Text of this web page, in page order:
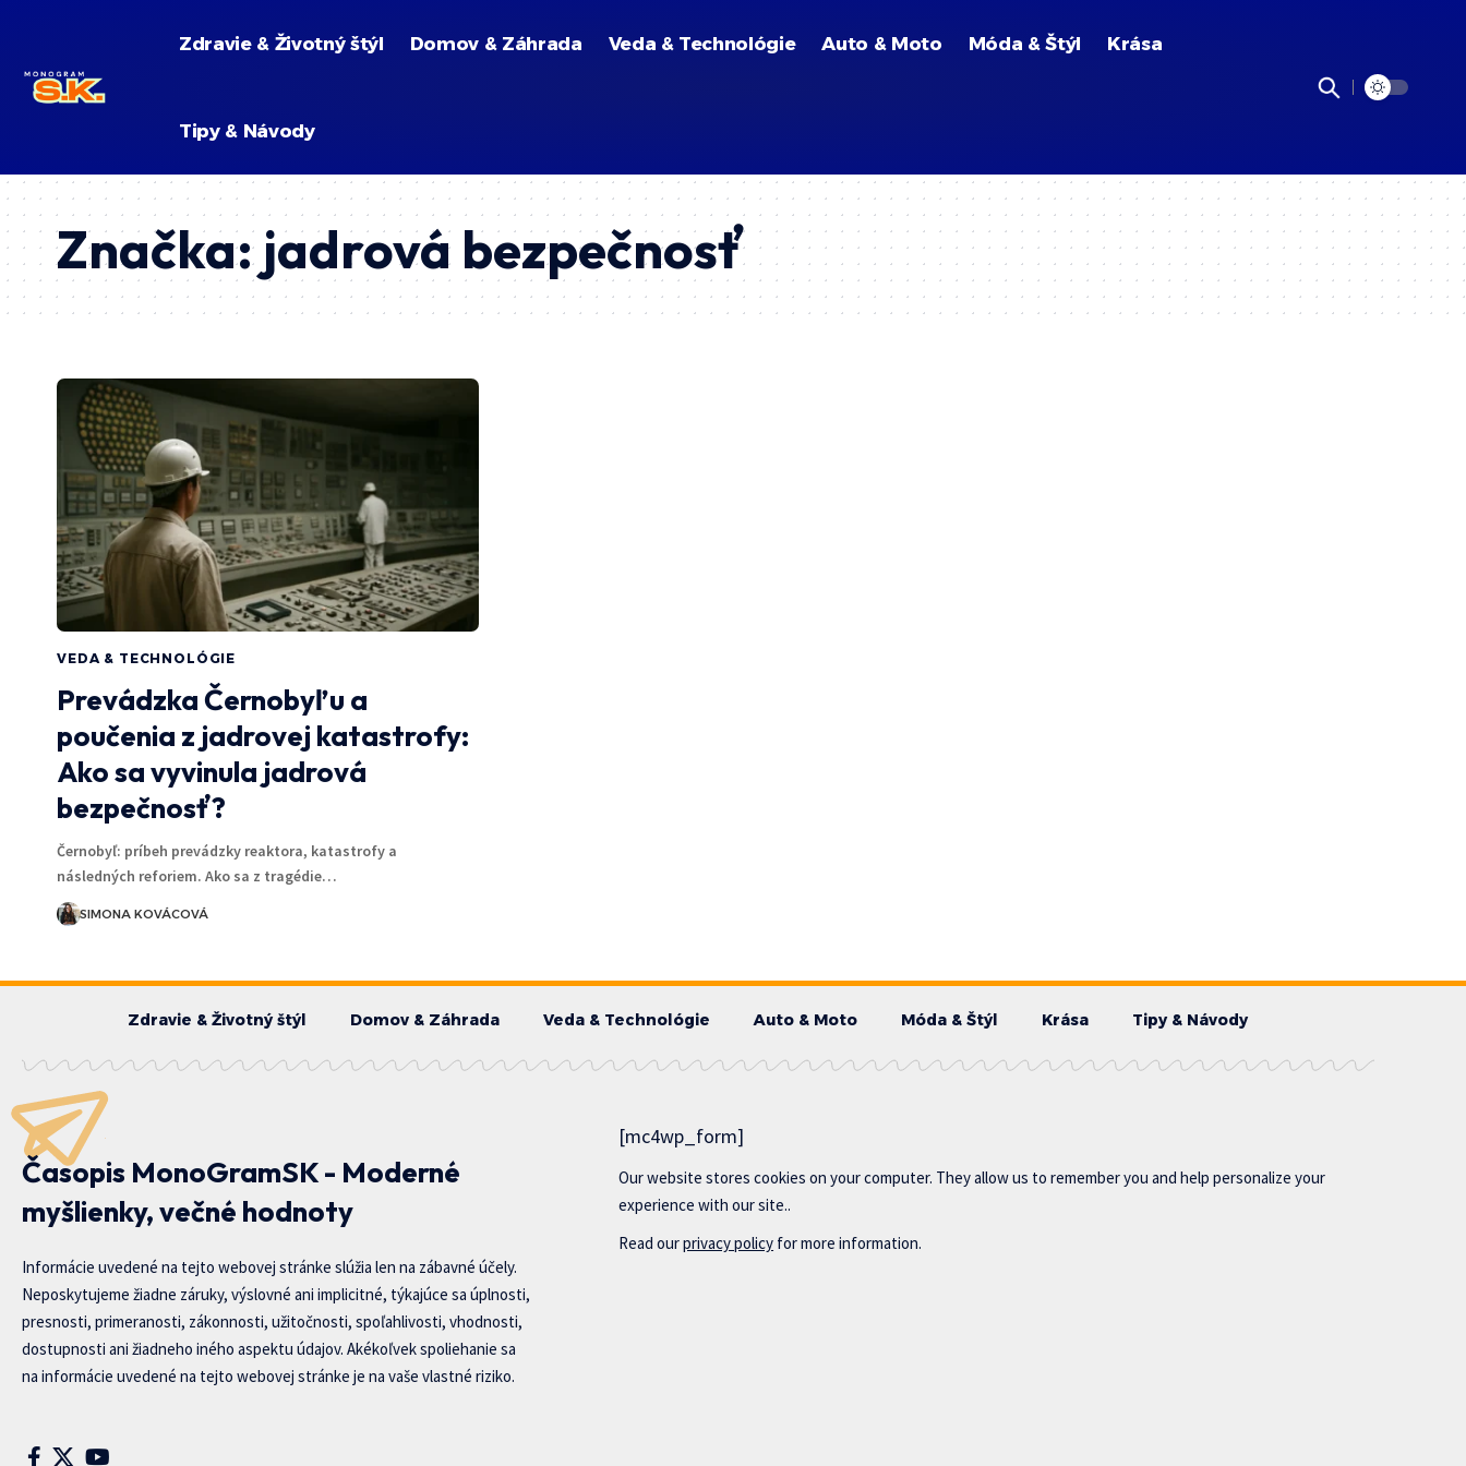
Zdravie & Životný štýl Domov & Záhrada Veda & Technológie Auto & Moto Móda & Štýl Krása
Tipy & Návody
Značka:jadrová bezpečnosť
VEDA & TECHNOLÓGIE
Prevádzka Černobyľu a
poučenia z jadrovej katastrofy:
Ako sa vyvinula jadrová
bezpečnosť?
Černobyľ: príbeh prevádzky reaktora, katastrofy a
následných reforiem. Ako sa z tragédie…
SIMONA KOVÁCOVÁ
Zdravie & Životný štýl Domov & Záhrada Veda & Technológie Auto & Moto Móda & Štýl Krása Tipy & Návody
Časopis MonoGramSK - Moderné
myšlienky, večné hodnoty
Informácie uvedené na tejto webovej stránke slúžia len na zábavné účely.
Neposkytujeme žiadne záruky, výslovné ani implicitné, týkajúce sa úplnosti,
presnosti, primeranosti, zákonnosti, užitočnosti, spoľahlivosti, vhodnosti,
dostupnosti ani žiadneho iného aspektu údajov. Akékoľvek spoliehanie sa
na informácie uvedené na tejto webovej stránke je na vaše vlastné riziko.
[mc4wp_form]
Our website stores cookies on your computer. They allow us to remember you and help personalize your
experience with our site..
Read ourprivacy policy for more information.